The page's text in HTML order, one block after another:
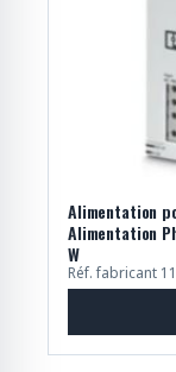
Alimentation
Alimentation
W
Réf. fabricant